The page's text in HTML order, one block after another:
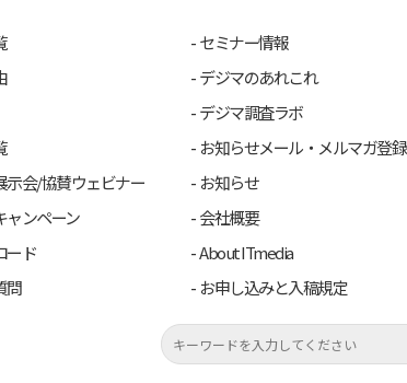
示会/協賛ウェビナー
ャンペーン
ード
問
セミナー情報
デジマのあれこれ
デジマ調査ラボ
お知らせメール・メルマガ登録
お知らせ
会社概要
About ITmedia
お申し込みと入稿規定